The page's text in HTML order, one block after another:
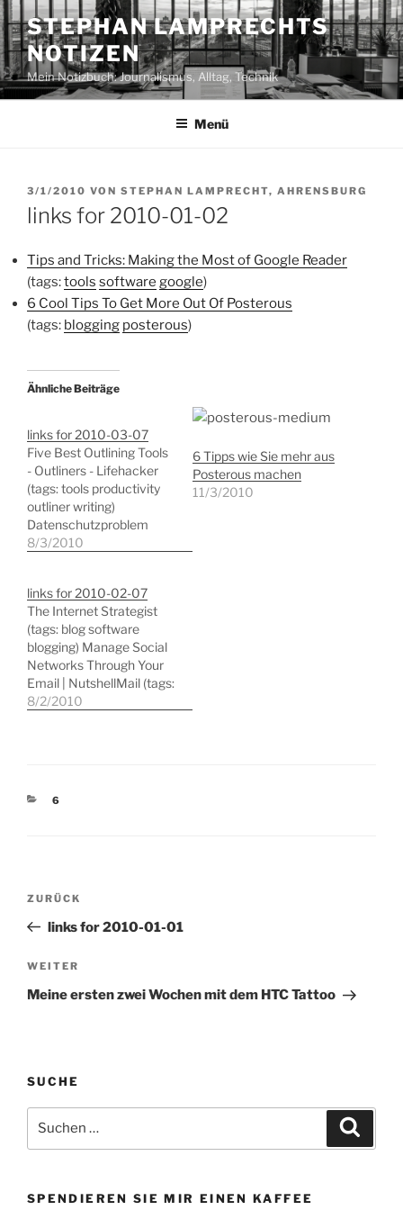
Zum
Inhalt
springen
STEPHAN LAMPRECHTS
NOTIZEN
Mein Notizbuch: Journalismus, Alltag, Technik
Menü
VERÖFFENTLICHT
AM
3/1/2010 VON STEPHAN LAMPRECHT, AHRENSBURG
links for 2010-01-02
Tips and Tricks: Making the Most of Google Reader
(tags:tools software google)
6 Cool Tips To Get More Out Of Posterous
(tags: blogging posterous)
Ähnliche Beiträge
links for 2010-03-07
Five Best Outlining Tools
- Outliners - Lifehacker
(tags: tools productivity
outliner writing)
Datenschutzproblem
Google Analytics:
analytics google recht) 6
Cool Tips To Get More
Out Of Posterous (tags:
posterous blogging tips)
8/3/2010
6 Tipps wie Sie mehr aus
Posterous machen
11/3/2010
links for 2010-02-07
The Internet Strategist
(tags: blog software
blogging) Manage Social
Networks Through Your
Email | NutshellMail (tags:
aggregator
WebWorkerDaily (tags:
analytics google…
8/2/2010
KATEGORIEN
6
Beitragsnavigation
Vorheriger
Beitrag
ZURÜCK
links for 2010-01-01
Nächster
Beitrag
WEITER
Meine ersten zwei Wochen mit dem HTC Tattoo
SUCHE
nach:
SPENDIEREN SIE MIR EINEN KAFFEE